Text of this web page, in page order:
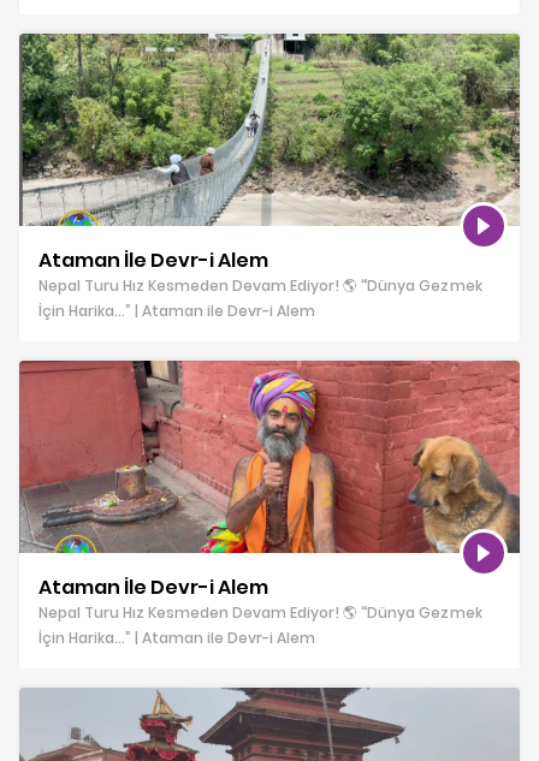
Ataman İle Devr-i Alem
Nepal Turu Hız Kesmeden Devam Ediyor! 🌎 “Dünya Gezmek
İçin Harika…” | Ataman ile Devr-i Alem
Ataman İle Devr-i Alem
Nepal Turu Hız Kesmeden Devam Ediyor! 🌎 “Dünya Gezmek
İçin Harika…” | Ataman ile Devr-i Alem